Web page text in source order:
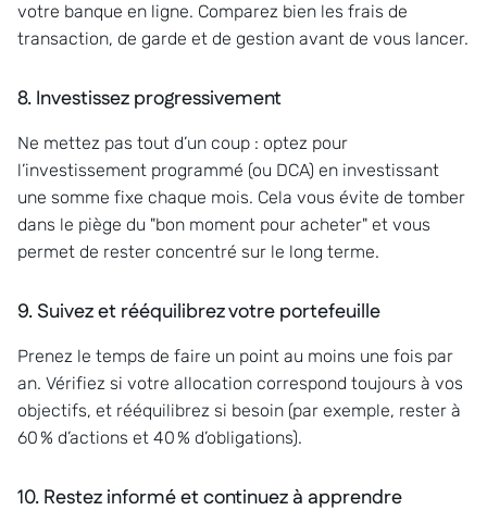
votre banque en ligne. Comparez bien les frais de
transaction, de garde et de gestion avant de vous lancer.
8. Investissez progressivement
Ne mettez pas tout d’un coup : optez pour
l’investissement programmé (ou DCA) en investissant
une somme fixe chaque mois. Cela vous évite de tomber
dans le piège du "bon moment pour acheter" et vous
permet de rester concentré sur le long terme.
9. Suivez et rééquilibrez votre portefeuille
Prenez le temps de faire un point au moins une fois par
an. Vérifiez si votre allocation correspond toujours à vos
objectifs, et rééquilibrez si besoin (par exemple, rester à
60 % d’actions et 40 % d’obligations).
10. Restez informé et continuez à apprendre